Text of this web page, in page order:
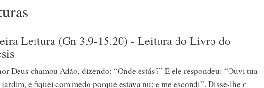
Leitura (Gn 3,9-15.20) - Leitura do Livro do
Deus chamou Adão, dizendo: “Onde estás?” E ele respondeu: “Ouvi tua
e fiquei com medo porque estava nu; e me escondi”. Disse-lhe o